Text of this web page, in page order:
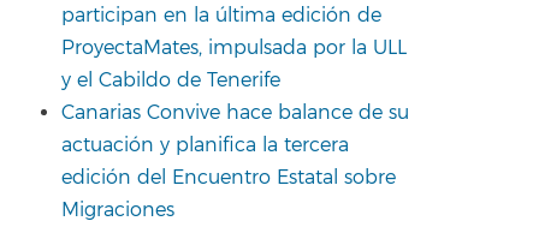
participan en la última edición de
ProyectaMates, impulsada por la ULL
y el Cabildo de Tenerife
Canarias Convive hace balance de su
actuación y planifica la tercera
edición del Encuentro Estatal sobre
Migraciones